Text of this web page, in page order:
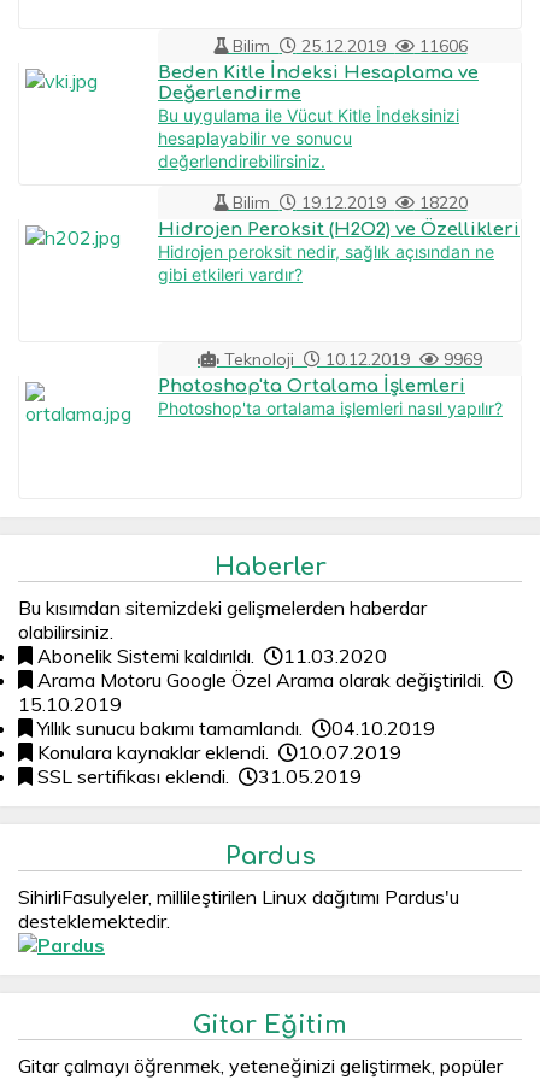
Bilim 25.12.2019 11606
Beden Kitle İndeksi Hesaplama ve
Değerlendirme
Bu uygulama ile Vücut Kitle İndeksinizi
hesaplayabilir ve sonucu
değerlendirebilirsiniz.
Bilim 19.12.2019 18220
Hidrojen Peroksit (H2O2) ve Özellikleri
Hidrojen peroksit nedir, sağlık açısından ne
gibi etkileri vardır?
Teknoloji 10.12.2019 9969
Photoshop'ta Ortalama İşlemleri
Photoshop'ta ortalama işlemleri nasıl yapılır?
Haberler
Bu kısımdan sitemizdeki gelişmelerden haberdar
olabilirsiniz.
Abonelik Sistemi kaldırıldı.
11.03.2020
Arama Motoru Google Özel Arama olarak değiştirildi.
15.10.2019
Yıllık sunucu bakımı tamamlandı.
04.10.2019
Konulara kaynaklar eklendi.
10.07.2019
SSL sertifikası eklendi.
31.05.2019
Pardus
SihirliFasulyeler, millileştirilen Linux dağıtımı Pardus'u
desteklemektedir.
Gitar Eğitim
Gitar çalmayı öğrenmek, yeteneğinizi geliştirmek, popüler